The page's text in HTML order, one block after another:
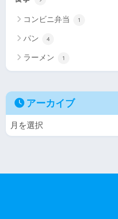
コンビニ弁当 1
パン 4
ラーメン 1
アーカイブ